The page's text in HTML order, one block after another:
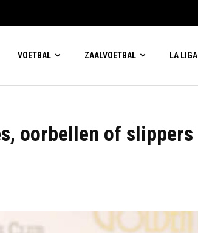
VOETBAL ZAALVOETBAL LA LIGA
oorbellen of slippers